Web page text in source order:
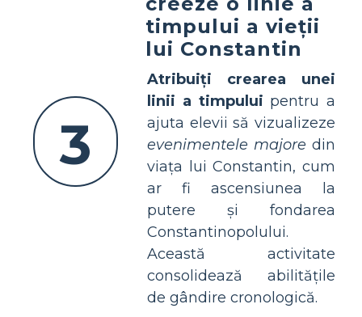
3
timpului a vieții
lui Constantin
Atribuiți crearea unei
linii a timpului pentru a
ajuta elevii să vizualizeze
evenimentele majore din
viața lui Constantin, cum
ar fi ascensiunea la
putere și fondarea
Constantinopolului.
Această activitate
consolidează abilitățile
de gândire cronologică.